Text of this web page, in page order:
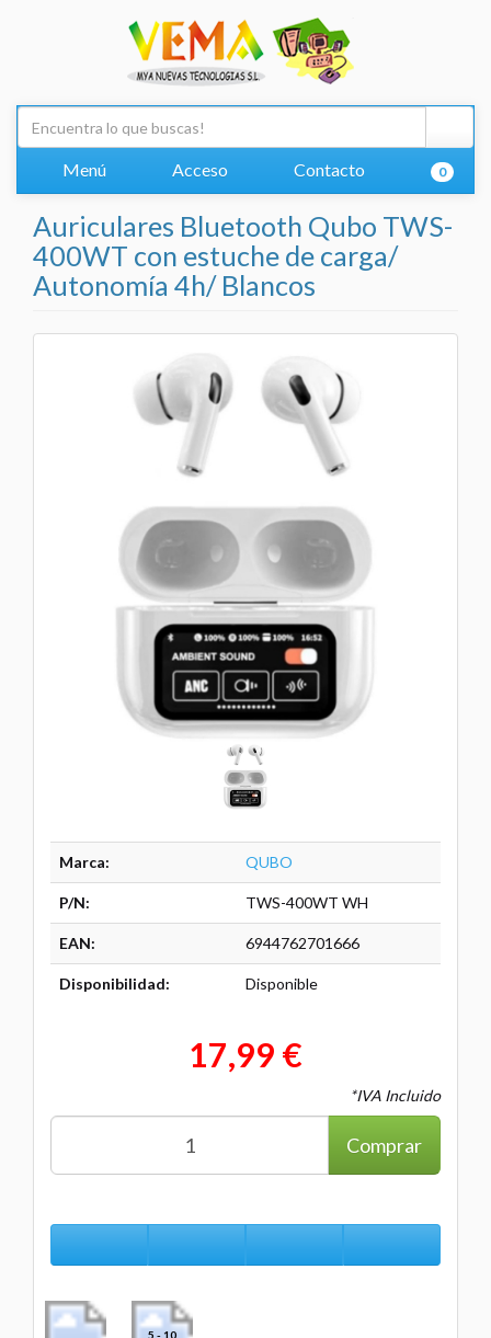
Menú Acceso Contacto 0
Auriculares Bluetooth Qubo TWS-
400WT con estuche de carga/
Autonomía 4h/ Blancos
Marca: QUBO
P/N: TWS-400WT WH
EAN: 6944762701666
Disponibilidad: Disponible
17,99 €
*IVA Incluido
Comprar
5 - 10